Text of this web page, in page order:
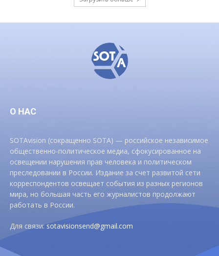
О НАС
SOTAvision (сокращенно SOTA) — российское независимое
общественно-политическое медиа, сфокусированное на
освещении нарушения прав человека и политическом
преследовании в России. Издание за счет развитой сети
корреспондентов освещает события из разных регионов
мира, но большая часть его журналистов продолжают
работать в России.
Для связи:sotavisionsend@gmail.com